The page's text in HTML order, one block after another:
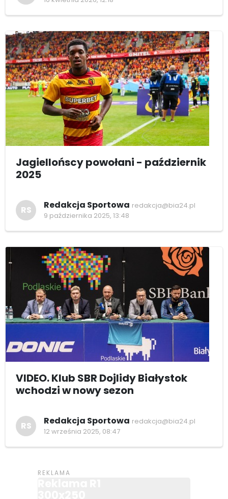
Jagiellońscy powołani - październik
2025
RS Redakcja Sportowa redakcja@bia24.pl
9 października 2025, 13:48
VIDEO. Klub SBR Dojlidy Białystok
wchodzi w nowy sezon
RS Redakcja Sportowa redakcja@bia24.pl
12 września 2025, 08:47